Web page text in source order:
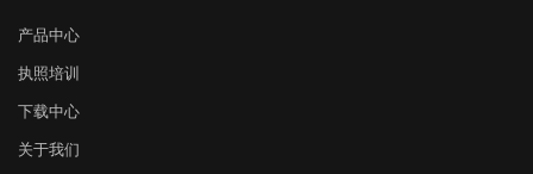
产品中心
执照培训
下载中心
关于我们